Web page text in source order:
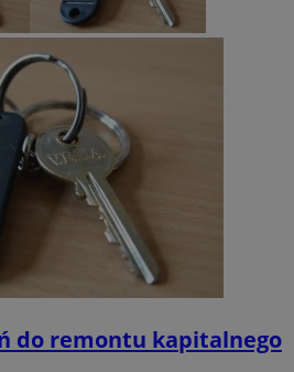
do remontu kapitalnego